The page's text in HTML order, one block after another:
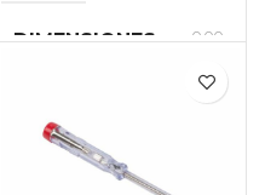
DIMENSIONES
0,00
0,00